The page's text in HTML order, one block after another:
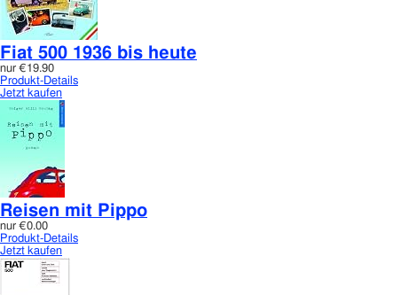
Fiat 500 1936 bis heute
nur €19.90
Produkt-Details
Jetzt kaufen
Reisen mit Pippo
nur €0.00
Produkt-Details
Jetzt kaufen